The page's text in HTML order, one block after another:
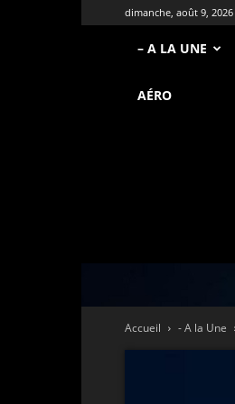
dimanche, août 9, 2026
– A LA UNE
AÉRO
Accueil
- A la Une